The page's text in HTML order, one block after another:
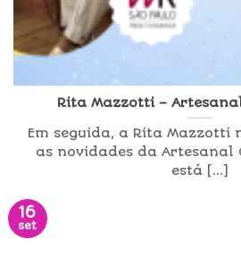
Rita Mazzotti –
Em seguida, a Rita Mazzotti
as novidades da Artesanal
está [...]
16
set